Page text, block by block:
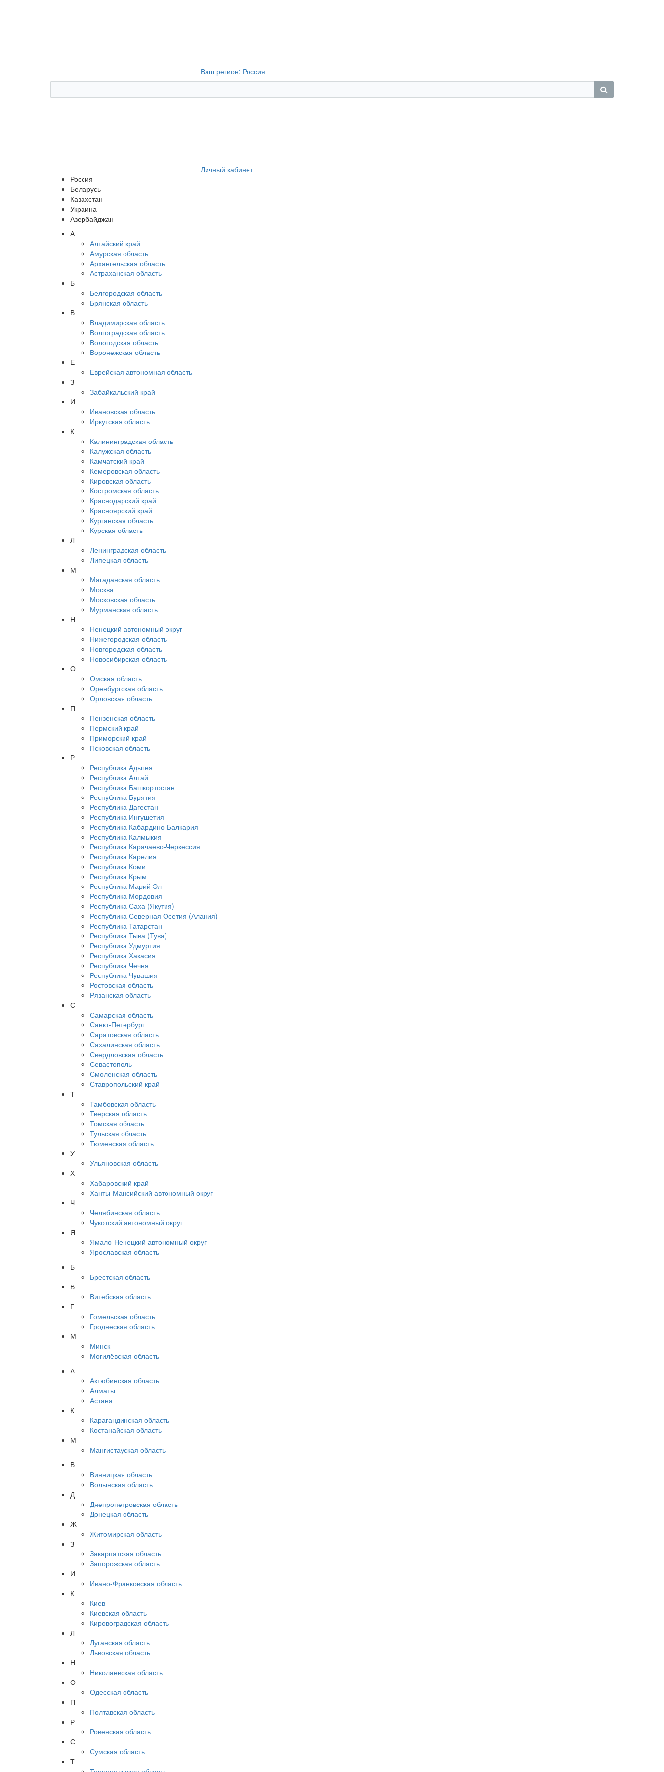
Ваш регион: Россия
Личный кабинет
Россия
Беларусь
Казахстан
Украина
Азербайджан
А
Алтайский край
Амурская область
Архангельская область
Астраханская область
Б
Белгородская область
Брянская область
В
Владимирская область
Волгоградская область
Вологодская область
Воронежская область
Е
Еврейская автономная область
З
Забайкальский край
И
Ивановская область
Иркутская область
К
Калининградская область
Калужская область
Камчатский край
Кемеровская область
Кировская область
Костромская область
Краснодарский край
Красноярский край
Курганская область
Курская область
Л
Ленинградская область
Липецкая область
М
Магаданская область
Москва
Московская область
Мурманская область
Н
Ненецкий автономный округ
Нижегородская область
Новгородская область
Новосибирская область
О
Омская область
Оренбургская область
Орловская область
П
Пензенская область
Пермский край
Приморский край
Псковская область
Р
Республика Адыгея
Республика Алтай
Республика Башкортостан
Республика Бурятия
Республика Дагестан
Республика Ингушетия
Республика Кабардино-Балкария
Республика Калмыкия
Республика Карачаево-Черкессия
Республика Карелия
Республика Коми
Республика Крым
Республика Марий Эл
Республика Мордовия
Республика Саха (Якутия)
Республика Северная Осетия (Алания)
Республика Татарстан
Республика Тыва (Тува)
Республика Удмуртия
Республика Хакасия
Республика Чечня
Республика Чувашия
Ростовская область
Рязанская область
С
Самарская область
Санкт-Петербург
Саратовская область
Сахалинская область
Свердловская область
Севастополь
Смоленская область
Ставропольский край
Т
Тамбовская область
Тверская область
Томская область
Тульская область
Тюменская область
У
Ульяновская область
Х
Хабаровский край
Ханты-Мансийский автономный округ
Ч
Челябинская область
Чукотский автономный округ
Я
Ямало-Ненецкий автономный округ
Ярославская область
Б
Брестская область
В
Витебская область
Г
Гомельская область
Гроднеская область
М
Минск
Могилёвская область
А
Актюбинская область
Алматы
Астана
К
Карагандинская область
Костанайская область
М
Мангистауская область
В
Винницкая область
Волынская область
Д
Днепропетровская область
Донецкая область
Ж
Житомирская область
З
Закарпатская область
Запорожская область
И
Ивано-Франковская область
К
Киев
Киевская область
Кировоградская область
Л
Луганская область
Львовская область
Н
Николаевская область
О
Одесская область
П
Полтавская область
Р
Ровенская область
С
Сумская область
Т